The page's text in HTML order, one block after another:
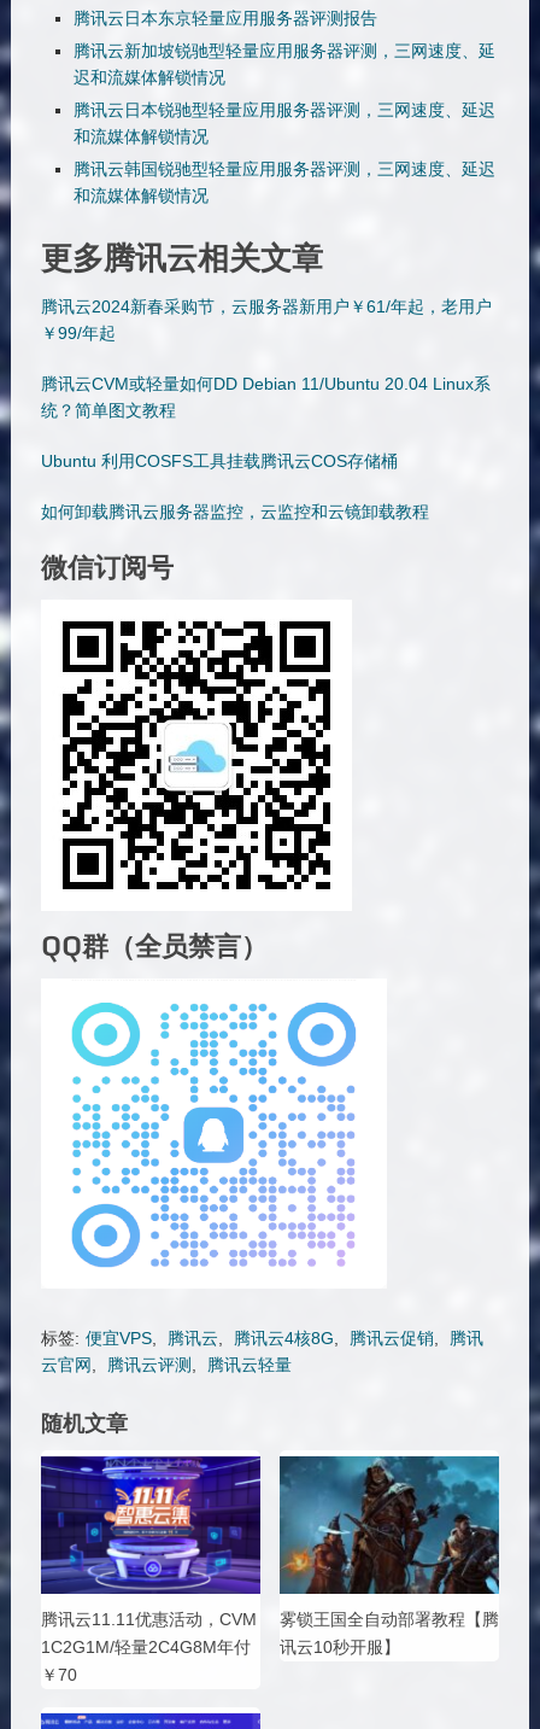
腾讯云日本东京轻量应用服务器评测报告
腾讯云新加坡锐驰型轻量应用服务器评测，三网速度、延
迟和流媒体解锁情况
腾讯云日本锐驰型轻量应用服务器评测，三网速度、延迟
和流媒体解锁情况
腾讯云韩国锐驰型轻量应用服务器评测，三网速度、延迟
和流媒体解锁情况
更多腾讯云相关文章
腾讯云2024新春采购节，云服务器新用户￥61/年起，老用户
￥99/年起
腾讯云CVM或轻量如何DD Debian 11/Ubuntu 20.04 Linux系
统？简单图文教程
Ubuntu 利用COSFS工具挂载腾讯云COS存储桶
如何卸载腾讯云服务器监控，云监控和云镜卸载教程
微信订阅号
QQ群（全员禁言）
标签: 便宜VPS, 腾讯云 腾讯云4核8G 腾讯云促销,
腾讯
云官网
腾讯云评测 腾讯云轻量
随机文章
腾讯云11.11优惠活动，CVM
1C2G1M/轻量2C4G8M年付
￥70
雾锁王国全自动部署教程【腾
讯云10秒开服】